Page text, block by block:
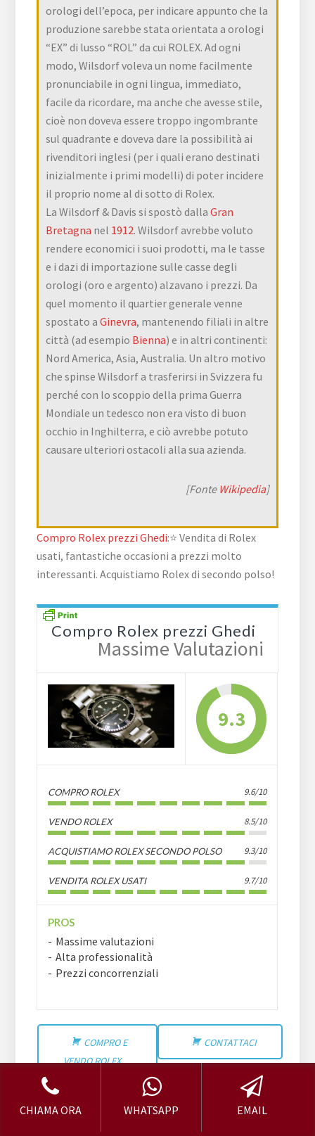
orologi dell’epoca, per indicare appunto che la
produzione sarebbe stata orientata a orologi
“EX” di lusso “ROL” da cui ROLEX. Ad ogni
modo, Wilsdorf voleva un nome facilmente
pronunciabile in ogni lingua, immediato,
facile da ricordare, ma anche che avesse stile,
cioè non doveva essere troppo ingombrante
sul quadrante e doveva dare la possibilità ai
rivenditori inglesi (per i quali erano destinati
inizialmente i primi modelli) di poter incidere
il proprio nome al di sotto di Rolex.
La Wilsdorf & Davis si spostò dallaGran
Bretagna nel 1912. Wilsdorf avrebbe voluto
rendere economici i suoi prodotti, ma le tasse
e i dazi di importazione sulle casse degli
orologi (oro e argento) alzavano i prezzi. Da
quel momento il quartier generale venne
spostato aGinevra, mantenendo filiali in altre
città (ad esempio Bienna) e in altri continenti:
Nord America, Asia, Australia. Un altro motivo
che spinse Wilsdorf a trasferirsi in Svizzera fu
perché con lo scoppio della prima Guerra
Mondiale un tedesco non era visto di buon
occhio in Inghilterra, e ciò avrebbe potuto
causare ulteriori ostacoli alla sua azienda.
[Fonte Wikipedia]
Compro Rolex prezzi Ghedi:⭐ Vendita di Rolex
usati, fantastiche occasioni a prezzi molto
interessanti. Acquistiamo Rolex di secondo polso!
Compro Rolex prezzi Ghedi
Massime Valutazioni
9.3
COMPRO ROLEX 9.6/10
VENDO ROLEX 8.5/10
ACQUISTIAMO ROLEX SECONDO POLSO 9.3/10
VENDITA ROLEX USATI 9.7/10
PROS
Massime valutazioni
Alta professionalità
Prezzi concorrenziali
COMPRO E
VENDO ROLEX
CONTATTACI
INSERISCI LA TUA RECENSIONE
CHIAMA ORA WHATSAPP EMAIL